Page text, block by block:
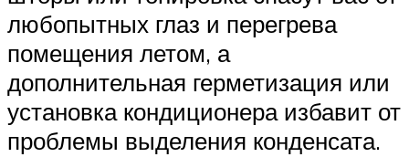
любопытных глаз и перегрева
помещения летом, а
дополнительная герметизация или
установка кондиционера избавит от
проблемы выделения конденсата.